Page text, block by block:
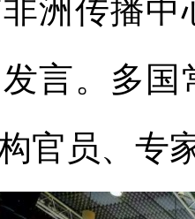
洲传播
言。多
官员、专